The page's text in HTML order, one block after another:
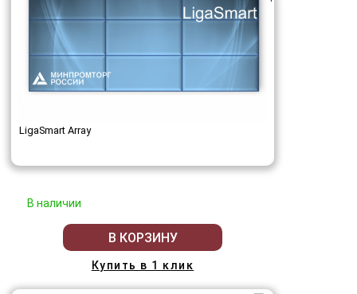
LigaSmart Array
В наличии
В КОРЗИНУ
Купить в 1 клик